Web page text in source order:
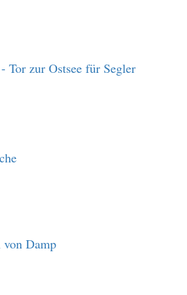
Tor zur Ostsee für Segler
Damp